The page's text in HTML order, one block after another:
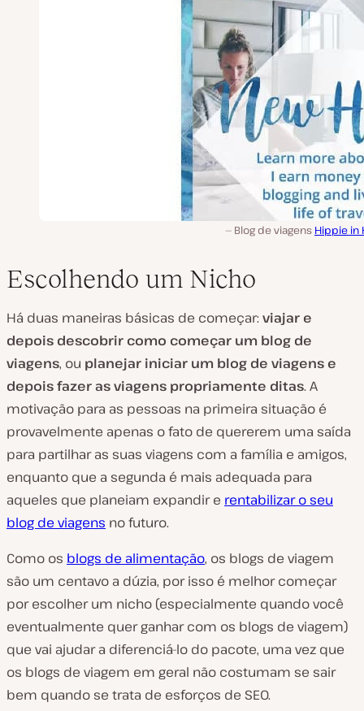
Blog de viagens Hippie in
Escolhendo um Nicho
Há duas maneiras básicas de começar: viajar e
depois descobrir como começar um blog de
viagens, ou planejar iniciar um blog de viagens e
depoisfazer as viagens propriamente ditas. A
motivação para as pessoas na primeira situação é
provavelmente apenas o fato de quererem uma saída
para partilhar as suas viagens com a família e amigos,
enquanto que a segunda é mais adequada para
aqueles que planeiam expandir e rentabilizar o seu
blog de viagens no futuro.
Como os blogs de alimentação, os blogs de viagem
são um centavo a dúzia, por isso é melhor começar
por escolher um nicho (especialmente quando você
eventualmente quer ganhar com os blogs de viagem)
que vai ajudar a diferenciá-lo do pacote, uma vez que
os blogs de viagem em geral não costumam se sair
bem quando se trata de esforços de SEO.